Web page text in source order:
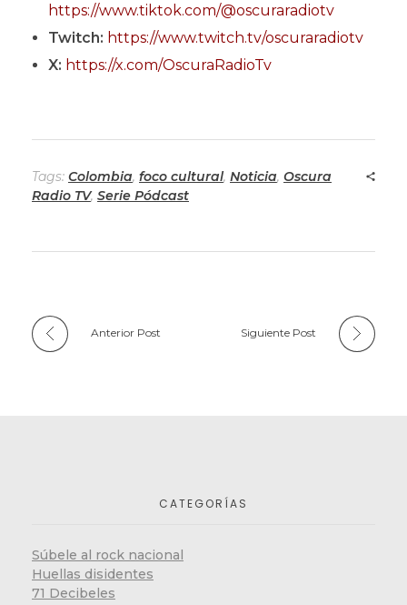
https://www.tiktok.com/@oscuraradiotv
Twitch: https://www.twitch.tv/oscuraradiotv
X: https://x.com/OscuraRadioTv
Tags: Colombia, foco cultural, Noticia, Oscura
Radio TV, Serie Pódcast
Anterior Post Siguiente Post
CATEGORÍAS
Súbele al rock nacional
Huellas disidentes
71 Decibeles